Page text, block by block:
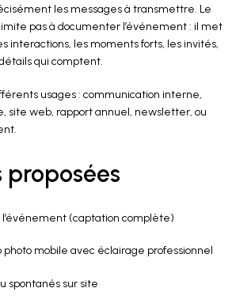
les messages à transmettre. Le
pas à documenter l’événement : il met
interactions, les moments forts, les invités,
qui comptent.
usages : communication interne,
site web, rapport annuel, newsletter, ou
proposées
(captation complète)
photo mobile avec éclairage professionnel
spontanés sur site